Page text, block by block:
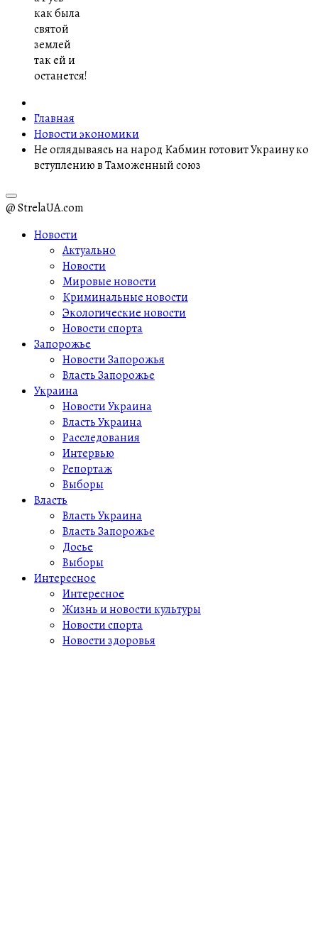
как была
святой
землей
так ей и
останется!
Главная
Новости экономики
Не оглядываясь на народ Кабмин готовит Украину ко
вступлению в Таможенный союз
@ StrelaUA.com
Новости
Актуально
Новости
Мировые новости
Криминальные новости
Экологические новости
Новости спорта
Запорожье
Новости Запорожья
Власть Запорожье
Украина
Новости Украина
Власть Украина
Расследования
Интервью
Репортаж
Выборы
Власть
Власть Украина
Власть Запорожье
Досье
Выборы
Интересное
Интересное
Жизнь и новости культуры
Новости спорта
Новости здоровья